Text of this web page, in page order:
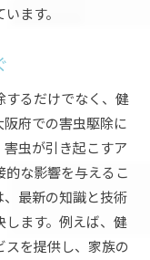
ます。
するだけでなく、健
府での害虫駆除に
虫が引き起こすア
的な影響を与えるこ
、最新の知識と技術
ます。例えば、健
を提供し、家族の